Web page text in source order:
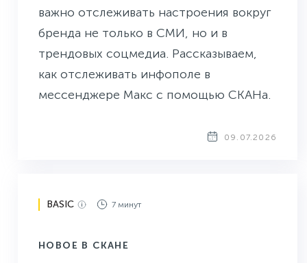
важно отслеживать настроения вокруг
бренда не только в СМИ, но и в
трендовых соцмедиа. Рассказываем,
как отслеживать инфополе в
мессенджере Макс с помощью СКАНа.
09.07.2026
BASIC 7 минут
НОВОЕ В СКАНЕ